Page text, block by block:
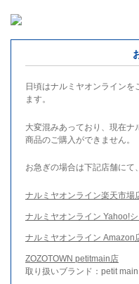
日頃はナルミヤオンライン
ます。
大変混みあっており、現在ナ
商品のご購入ができません。
お急ぎの場合は下記店舗にて
ナルミヤオンライン楽天市場
ナルミヤオンライン Yahoo!
ナルミヤオンライン Amazon
ZOZOTOWN petitmain店
取り扱いブランド：petit